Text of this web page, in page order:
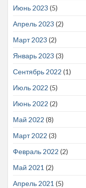
Июнь 2023 (5)
Апрель 2023 (2)
Март 2023 (2)
Январь 2023 (3)
Сентябрь 2022 (1)
Июль 2022 (5)
Июнь 2022 (2)
Май 2022 (8)
Март 2022 (3)
Февраль 2022 (2)
Май 2021 (2)
Апрель 2021 (5)